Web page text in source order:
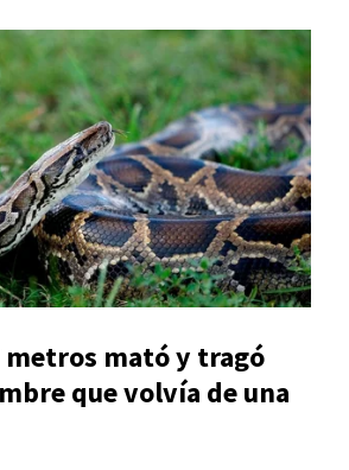
metros mató y tragó
que volvía de una